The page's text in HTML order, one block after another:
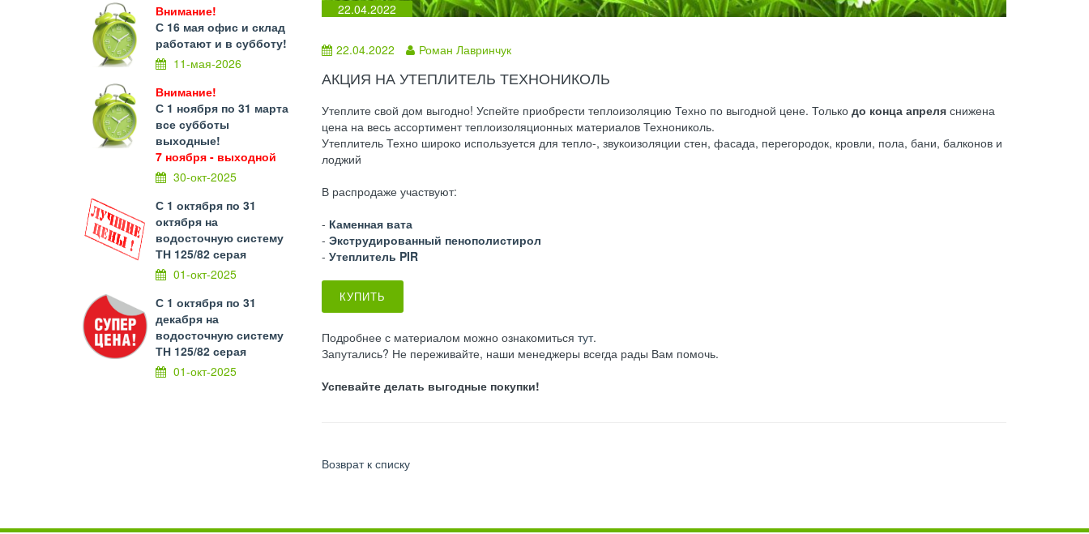
Внимание!
С 16 мая офис и склад
работают и в субботу!
11-мая-2026
Внимание!
С 1 ноября по 31 марта
все субботы
выходные!
7 ноября - выходной
30-окт-2025
С 1 октября по 31
октября на
водосточную систему
ТН 125/82 серая
01-окт-2025
С 1 октября по 31
декабря на
водосточную систему
ТН 125/82 серая
01-окт-2025
22.04.2022
22.04.2022 Роман Лавринчук
АКЦИЯ НА УТЕПЛИТЕЛЬ ТЕХНОНИКОЛЬ
Утеплите свой дом выгодно! Успейте приобрести теплоизоляцию Техно по выгодной цене. Только до конца апреля снижена
цена на весь ассортимент теплоизоляционных материалов Технониколь.
Утеплитель Техно широко используется для тепло-, звукоизоляции стен, фасада, перегородок, кровли, пола, бани, балконов и
лоджий
В распродаже участвуют:
- Каменная вата
- Экструдированный пенополистирол
- Утеплитель PIR
КУПИТЬ
Подробнее с материалом можно ознакомиться тут.
Запутались? Не переживайте, наши менеджеры всегда рады Вам помочь.
Успевайте делать выгодные покупки!
Возврат к списку